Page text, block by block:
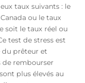
taux suivants : le
ou le taux
soit le taux réel ou
test de stress est
du prêteur et
de rembourser
plus élevés au